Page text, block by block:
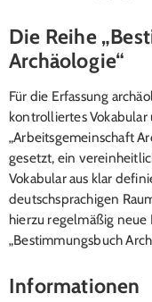
Die Reihe
Archäologie“
Für die Erfassung
kontrolliertes Vokabular
„Arbeitsgemeinschaft
gesetzt, ein
Vokabular aus klar
deutschsprachigen
hierzu regelmäßig neue
„Bestimmungsbuch
Informationen